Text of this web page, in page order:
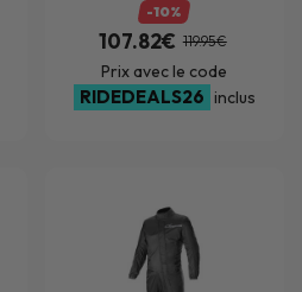
-10%
107.82€ 119.95€
Prix avec le code
RIDEDEALS26 inclus